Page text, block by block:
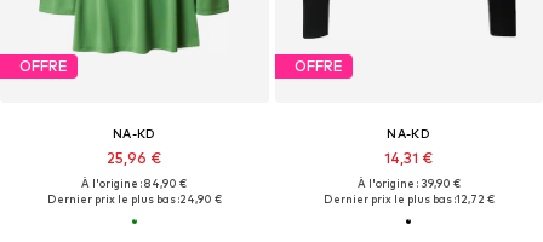
OFFRE
NA-KD
25,96 €
À l'origine : 84,90 €
Dernier prix le plus bas :24,90 €
OFFRE
NA-KD
14,31 €
À l'origine : 39,90 €
Dernier prix le plus bas :12,72 €